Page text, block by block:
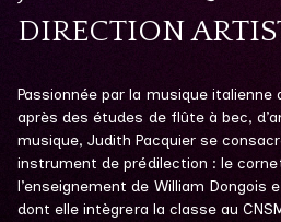
DIRECTION
Passionnée par la musique
après des études de flûte à bec,
musique, Judith Pacquier se
instrument de prédilection : le
l’enseignement de William Dongois
dont elle intègrera la classe au